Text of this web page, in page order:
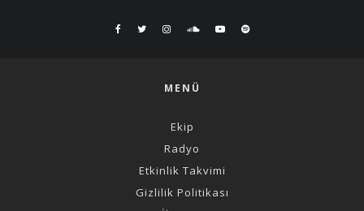
MENÜ
Ekip
Radyo
Etkinlik Takvimi
Gizlilik Politikası